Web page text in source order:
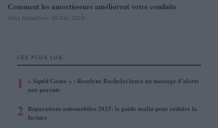
Comment les amortisseurs améliorent votre conduite
Infos Rédaction · 20 Déc 2024
LES PLUS LUS
1
« Squid Game » : Roselyne Bachelot lance un message d’alerte
aux parents
2 Réparations automobiles 2025: le guide malin pour réduire la
facture